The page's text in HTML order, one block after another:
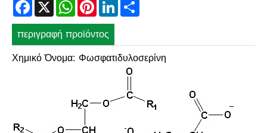
περιγραφή προϊόντος
Χημικό Όνομα: Φωσφατιδυλοσερίνη